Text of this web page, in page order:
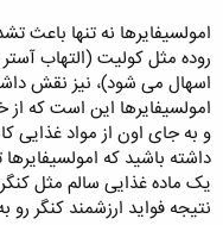
امولسیفایرها نه تنها باعث
روده مثل کولیت (التهاب
اسهال می شود)، نیز نقش
امولسیفایرها این است که
و به جای اون از مواد غذایی
داشته باشید که
یک ماده غذایی سالم مثل
نتیجه فواید ارزشمند کنگر رو